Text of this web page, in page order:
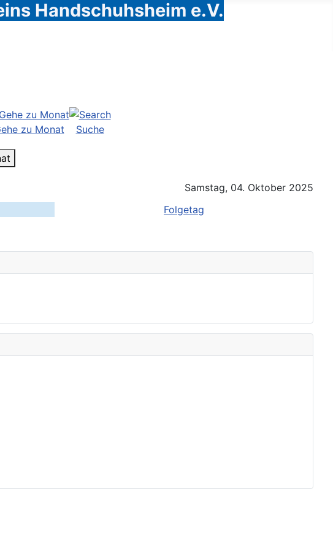
Handschuhsheim e.V.
zu Monat Suche
Samstag, 04. Oktober 2025
Folgetag